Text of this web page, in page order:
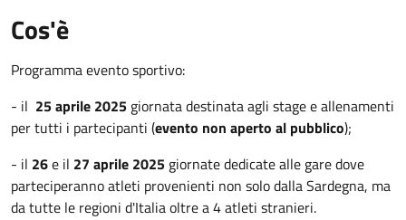
Cos'è
Programma evento sportivo:
- il 25 aprile 2025 giornata destinata agli stage e allenamenti
per tutti i partecipanti (evento non aperto al pubblico);
- il 26e il 27 aprile 2025 giornate dedicate alle gare dove
parteciperanno atleti provenienti non solo dalla Sardegna, ma
da tutte le regioni d'Italia oltre a 4 atleti stranieri.